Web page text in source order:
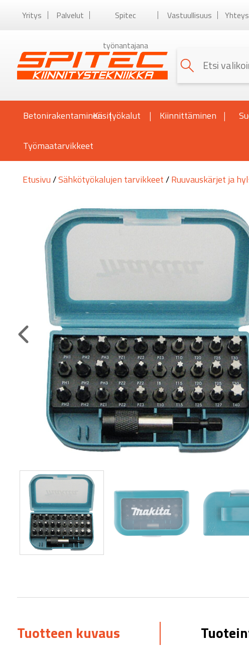
Yritys Palvelut Spitec
työnantajana
Vastuullisuus
BetonirakentaminenKäsityökalut Kiinnittäminen
Työmaatarvikkeet
Etusivu/Sähkötyökalujen tarvikkeet/Ruuvauskärjet ja
Tuotteen kuvaus